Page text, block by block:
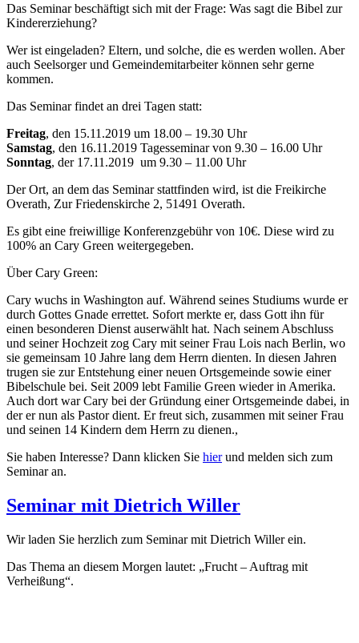
Das Seminar beschäftigt sich mit der Frage: Was sagt die Bibel zur
Kindererziehung?
Wer ist eingeladen? Eltern, und solche, die es werden wollen. Aber
auch Seelsorger und Gemeindemitarbeiter können sehr gerne
kommen.
Das Seminar findet an drei Tagen statt:
Freitag, den 15.11.2019 um 18.00 – 19.30 Uhr
Samstag, den 16.11.2019 Tagesseminar von 9.30 – 16.00 Uhr
Sonntag, der 17.11.2019 um 9.30 – 11.00 Uhr
Der Ort, an dem das Seminar stattfinden wird, ist die Freikirche
Overath, Zur Friedenskirche 2, 51491 Overath.
Es gibt eine freiwillige Konferenzgebühr von 10€. Diese wird zu
100% an Cary Green weitergegeben.
Über Cary Green:
Cary wuchs in Washington auf. Während seines Studiums wurde er
durch Gottes Gnade errettet. Sofort merkte er, dass Gott ihn für
einen besonderen Dienst auserwählt hat. Nach seinem Abschluss
und seiner Hochzeit zog Cary mit seiner Frau Lois nach Berlin, wo
sie gemeinsam 10 Jahre lang dem Herrn dienten. In diesen Jahren
trugen sie zur Entstehung einer neuen Ortsgemeinde sowie einer
Bibelschule bei. Seit 2009 lebt Familie Green wieder in Amerika.
Auch dort war Cary bei der Gründung einer Ortsgemeinde dabei, in
der er nun als Pastor dient. Er freut sich, zusammen mit seiner Frau
und seinen 14 Kindern dem Herrn zu dienen.,
Sie haben Interesse? Dann klicken Sie hierund melden sich zum
Seminar an.
Seminar mit Dietrich Willer
Wir laden Sie herzlich zum Seminar mit Dietrich Willer ein.
Das Thema an diesem Morgen lautet: „Frucht – Auftrag mit
Verheißung“.